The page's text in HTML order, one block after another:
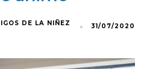
DE LA NIÑEZ
31/07/2020